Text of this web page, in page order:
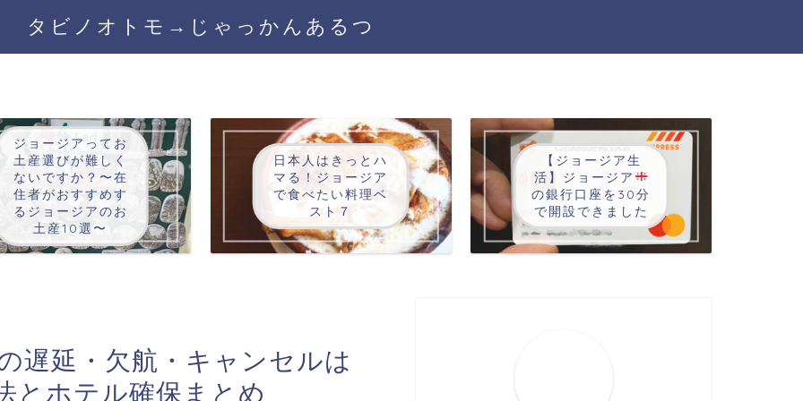
タビノオトモ→じゃっかんあるつ
ジョージアってお
土産選びが難しく
ないですか？〜在
住者がおすすめす
るジョージアのお
土産10選〜
日本人はきっとハ
マる！ジョージア
で食べたい料理ベ
スト７
【ジョージア生
活】ジョージア
の銀行口座を30分
で開設できました
遅延・欠航・キャンセルは
とホテル確保まとめ